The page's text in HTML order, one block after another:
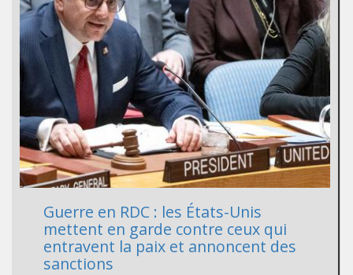
Guerre en RDC : les États-Unis
mettent en garde contre ceux qui
entravent la paix et annoncent des
sanctions